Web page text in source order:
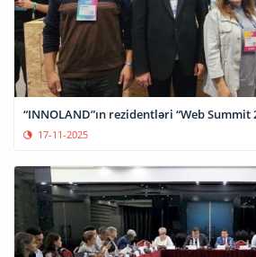
“INNOLAND”ın rezidentləri “Web
17-11-2025